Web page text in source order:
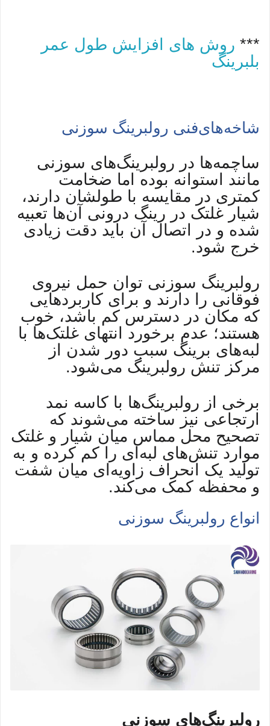
*** روش های افزایش طول عمر
بلبرینگ
شاخه‌هایفنی رولبرینگ سوزنی
ساچمه‌ها در رولبرینگ‌های سوزنی
مانند استوانه بوده اما ضخامت
کمتری در مقایسه با طولشان دارند،
شیار غلتک در رینگ درونی آن‌ها تعبیه
شده و در اتصال آن باید دقت زیادی
خرج شود.
رولبرینگ سوزنی توان حمل نیروی
فوقانی را دارند و برای کاربردهایی
که مکان در دسترس کم باشد، خوب
هستند؛ عدم برخورد انتهای غلتک‌ها با
لبه‌های برینگ سبب دور شدن از
مرکز تنش رولبرینگ می‌شود.
برخی از رولبرینگ‌ها با کاسه نمد
ارتجاعی نیز ساخته می‌شوند که
تصحیح محل مماس میان شیار و غلتک
موارد تنش‌های لبه‌ای را کم کرده و به
تولید یک انحراف زاویه‌ای میان شفت
و محفظه کمک می‌کند.
انواع رولبرینگ سوزنی
رولبرینگ‌های سوزنی